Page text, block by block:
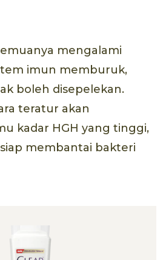
mengalami
imun memburuk,
boleh disepelekan.
teratur akan
kadar HGH yang tinggi,
membantai bakteri